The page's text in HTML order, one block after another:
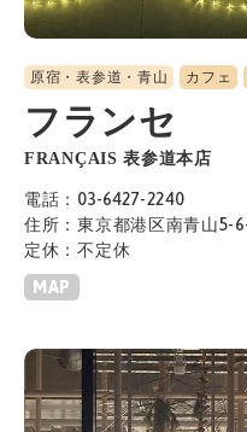
原宿・表参道・青山 カフェ
フランセ
FRANÇAIS 表参道本店
電話：03-6427-2240
住所：東京都港区南青山5-
定休：不定休
MAP